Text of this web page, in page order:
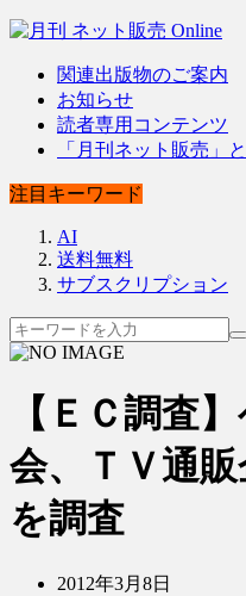
関連出版物のご案内
お知らせ
読者専用コンテンツ
「月刊ネット販売」
注目キーワード
AI
送料無料
サブスクリプション
【ＥＣ調査
会、ＴＶ通
を調査
2012年3月8日